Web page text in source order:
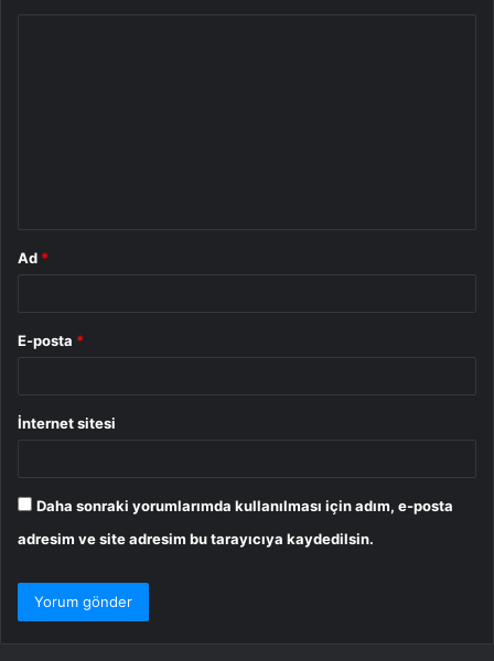
Ad *
E-posta *
İnternet sitesi
Daha sonraki yorumlarımda kullanılması için adım, e-posta
adresim ve site adresim bu tarayıcıya kaydedilsin.